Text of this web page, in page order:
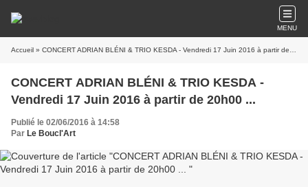
MENU
Accueil » CONCERT ADRIAN BLÉNI & TRIO KESDA - Vendredi 17 Juin 2016 à partir de 20h00 ...
CONCERT ADRIAN BLÉNI & TRIO KESDA -
Vendredi 17 Juin 2016 à partir de 20h00 ...
Publié le 02/06/2016 à 14:58
Par Le Boucl'Art